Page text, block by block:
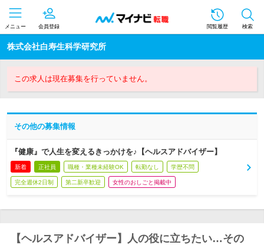
メニュー 会員登録 閲覧履歴 検索
株式会社白寿生科学研究所
この求人は現在募集を行っていません。
その他の募集情報
『健康』で人生を変えるきっかけを♪【ヘルスアドバイザー】
新着 正社員 職種・業種未経験OK 転勤なし 学歴不問
完全週休2日制 第二新卒歓迎 女性のおしごと掲載中
【ヘルスアドバイザー】人の役に立ちたい…その